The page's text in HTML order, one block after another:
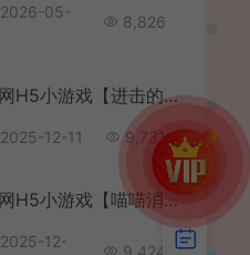
2026-05-
8,826
三网H5小游戏【进击的大鹅】最新整理WIN系服务端+Linux手工服务端+详细搭建教程
2025-12-11 9,731
三网H5小游戏【喵喵消除】最新整理WIN系服务端+Linux手工服务端+详细搭建教程+源码
2025-12-
9,424